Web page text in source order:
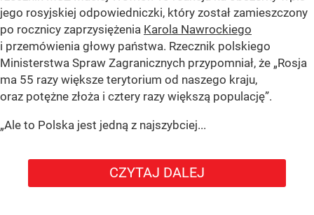
jego rosyjskiej odpowiedniczki, który został zamieszczony
po rocznicy zaprzysiężenia Karola Nawrockiego
i przemówienia głowy państwa. Rzecznik polskiego
Ministerstwa Spraw Zagranicznych przypomniał, że „Rosja
ma 55 razy większe terytorium od naszego kraju,
oraz potężne złoża i cztery razy większą populację”.
„Ale to Polska jest jedną z najszybciej...
CZYTAJ DALEJ